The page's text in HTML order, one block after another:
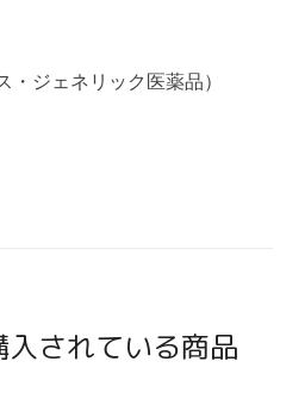
ジェネリック医薬品）
されている商品